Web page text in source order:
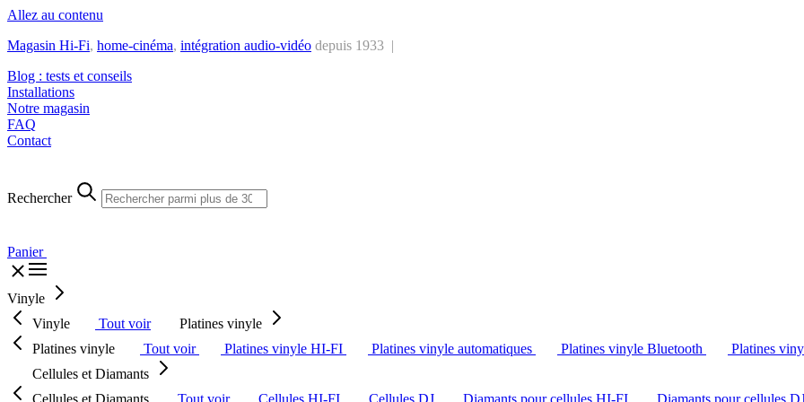
Allez au contenu
Magasin Hi-Fi, home-cinéma, intégration audio-vidéo depuis 1933 |
Blog : tests et conseils
Installations
Notre magasin
FAQ
Contact
Rechercher
Panier
Vinyle
Vinyle
Tout voir
Platines vinyle
Platines vinyle
Tout voir Platines vinyle HI-FI Platines vinyle automatiques Platines vinyle Bluetooth
Platines
Cellules et Diamants
Cellules et Diamants
Tout voir Cellules HI-FI Cellules DJ Diamants pour cellules HI-FI
Diamants pour cellules